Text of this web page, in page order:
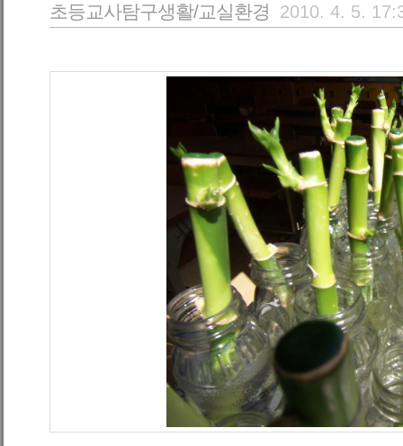
초등교사탐구생활/교실환경 2010. 4. 5.